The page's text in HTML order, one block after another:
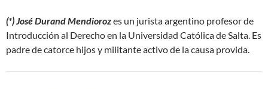
(*) José Durand Mendiorozes un jurista argentino profesor de
Introducción al Derecho en la Universidad Católica de Salta. Es
padre de catorce hijos y militante activo de la causa provida.